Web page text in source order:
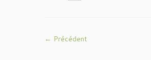
← Précédent